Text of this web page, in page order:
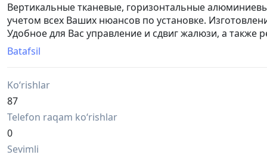
Вертикальные тканевые, горизонтальные
учетом всех Ваших нюансов по установке.
Удобное для Вас управление и сдвиг жалюзи, а
комплектации. Звоните, мастер ответит на все
Batafsil
Ko‘rishlar
87
Telefon raqam ko‘rishlar
0
Sevimli